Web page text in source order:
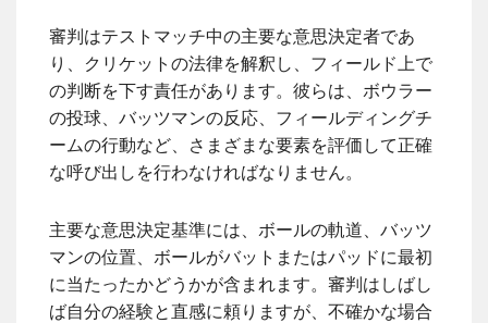
審判はテストマッチ中の主要な意思決定者であ
り、クリケットの法律を解釈し、フィールド上で
の判断を下す責任があります。彼らは、ボウラー
の投球、バッツマンの反応、フィールディングチ
ームの行動など、さまざまな要素を評価して正確
な呼び出しを行わなければなりません。
主要な意思決定基準には、ボールの軌道、バッツ
マンの位置、ボールがバットまたはパッドに最初
に当たったかどうかが含まれます。審判はしばし
ば自分の経験と直感に頼りますが、不確かな場合